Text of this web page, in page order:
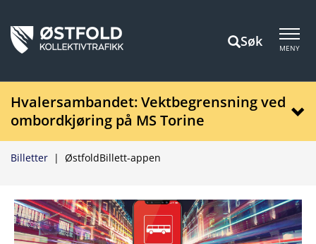
Søk MENY
Hvalersambandet: Vektbegrensning ved
ombordkjøring på MS Torine
ØstfoldBillett-appen
|
Billetter